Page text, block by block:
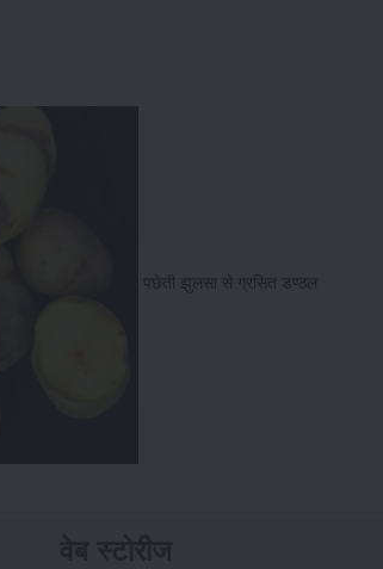
पछेती झुलसा से ग्रसित